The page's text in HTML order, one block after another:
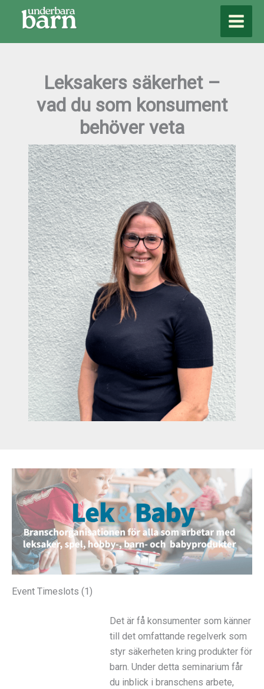
Hoppa
Leksakers säkerhet –
vad du som konsument
behöver veta
Event Timeslots (1)
Det är få konsumenter som känner
till det omfattande regelverk som
styr säkerheten kring produkter för
barn. Under detta seminarium får
du inblick i branschens arbete,